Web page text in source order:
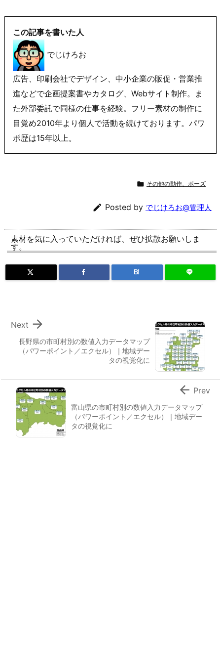
この記事を書いた人
でじけろお
広告、印刷会社でデザイン、中小企業の販促・営業推
進などで企画提案書やカタログ、Webサイト制作。ま
た外部委託で同様の仕事を経験。フリー素材の制作に
目覚め2010年より個人で活動を続けております。パワ
ポ歴は15年以上。
 その他の動作、ポーズ
 Posted by でじけろお@管理人
素材を気に入っていただければ、ぜひ拡散お願いしま
す。
B!
長野県の市町村別の数値入力データマップ
（パワーポイント／エクセル）｜地域デー
タの視覚化に

Next
富山県の市町村別の数値入力データマップ
（パワーポイント／エクセル）｜地域デー
タの視覚化に
 Prev